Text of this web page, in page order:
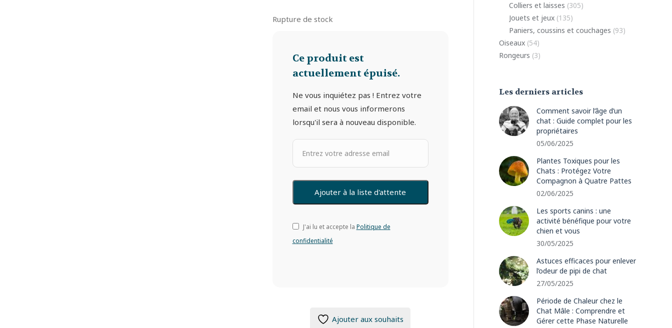
Rupture de stock
Ce produit est
actuellement épuisé.
Ne vous inquiétez pas ! Entrez votre
email et nous vous informerons
lorsqu'il sera à nouveau disponible.
J'ai lu et accepte la Politique de
confidentialité
Ajouter aux souhaits
Colliers et laisses (305)
Jouets et jeux (135)
Paniers, coussins et couchages (93)
Oiseaux (54)
Rongeurs (3)
Les derniers articles
Comment savoir l’âge d’un
chat : Guide complet pour les
propriétaires
05/06/2025
Plantes Toxiques pour les
Chats : Protégez Votre
Compagnon à Quatre Pattes
02/06/2025
Les sports canins : une
activité bénéfique pour votre
chien et vous
30/05/2025
Astuces efficaces pour enlever
l’odeur de pipi de chat
27/05/2025
Période de Chaleur chez le
Chat Mâle : Comprendre et
Gérer cette Phase Naturelle